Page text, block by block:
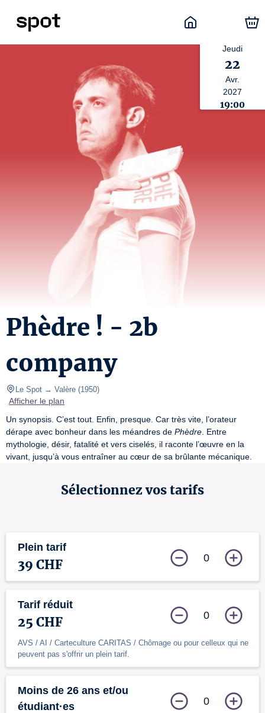
Jeudi
22
Avr.
2027
19:00
Phèdre ! - 2b
company
Le Spot → Valère (1950)
Afficher le plan
Un synopsis. C’est tout. Enfin, presque. Car très vite, l’orateur
dérape avec bonheur dans les méandres de Phèdre . Entre
mythologie, désir, fatalité et vers ciselés, il raconte l’œuvre en la
vivant, jusqu’à vous entraîner au cœur de sa brûlante mécanique.
Sélectionnez vos tarifs
Plein tarif
39 CHF 0
Tarif réduit
25 CHF
AVS / AI / Carteculture CARITAS / Chômage ou pour celleux qui ne
peuvent pas s'offrir un plein tarif.
0
Moins de 26 ans et/ou
étudiant·es
0